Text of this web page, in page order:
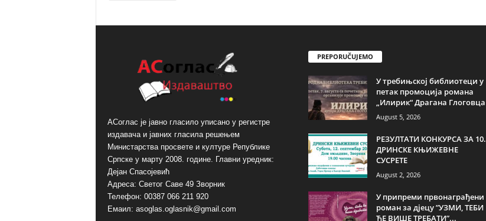
i
e
:
АСоглас је јавно гласило уписано у регистре
издавача и јавних гласила решењем
Министарства просвете и културе Републике
Српске у марту 2008. године. Главни уредник:
Дејан Спасојевић
Адреса: Светог Саве 49 Зворник
Телефон: 00387 066 211 920
Емаил: asoglas.oglasnik@gmail.com
PREPORUČUJEMO
У требињској библиотеци у
петак промоција романа
„Илирик“ Драгана Глоговца
August 5, 2026
РЕЗУЛТАТИ КОНКУРСА ЗА 10.
ДРИНСКЕ КЊИЖЕВНЕ
СУСРЕТЕ
August 2, 2026
У припреми првонаграђени
роман за дјецу ”УЗМИ, ТЕБИ
ЋЕ ВИШЕ ТРЕБАТИ”...